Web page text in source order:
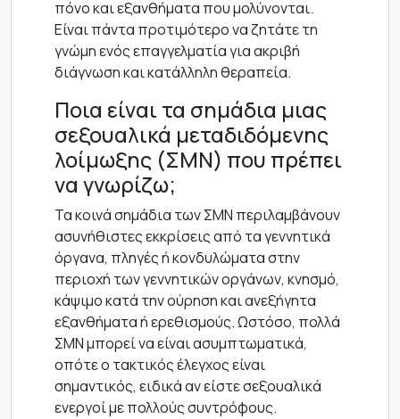
πόνο και εξανθήματα που μολύνονται.
Είναι πάντα προτιμότερο να ζητάτε τη
γνώμη ενός επαγγελματία για ακριβή
διάγνωση και κατάλληλη θεραπεία.
Ποια είναι τα σημάδια μιας
σεξουαλικά μεταδιδόμενης
λοίμωξης (ΣΜΝ) που πρέπει
να γνωρίζω;
Τα κοινά σημάδια των ΣΜΝ περιλαμβάνουν
ασυνήθιστες εκκρίσεις από τα γεννητικά
όργανα, πληγές ή κονδυλώματα στην
περιοχή των γεννητικών οργάνων, κνησμό,
κάψιμο κατά την ούρηση και ανεξήγητα
εξανθήματα ή ερεθισμούς. Ωστόσο, πολλά
ΣΜΝ μπορεί να είναι ασυμπτωματικά,
οπότε ο τακτικός έλεγχος είναι
σημαντικός, ειδικά αν είστε σεξουαλικά
ενεργοί με πολλούς συντρόφους.